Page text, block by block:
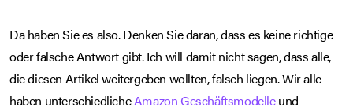
Da haben Sie es also. Denken Sie daran, dass es keine richtige
oder falsche Antwort gibt. Ich will damit nicht sagen, dass alle,
die diesen Artikel weitergeben wollten, falsch liegen. Wir alle
haben unterschiedlicheAmazon Geschäftsmodelleund